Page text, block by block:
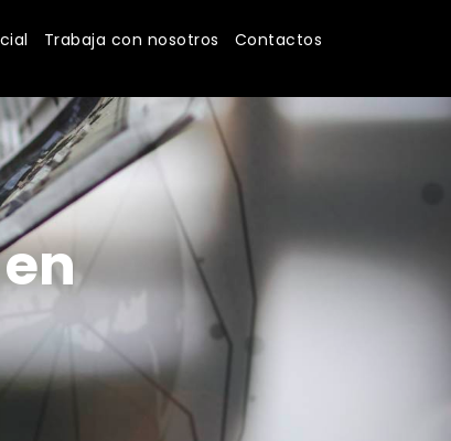
Trabaja con nosotros Contactos